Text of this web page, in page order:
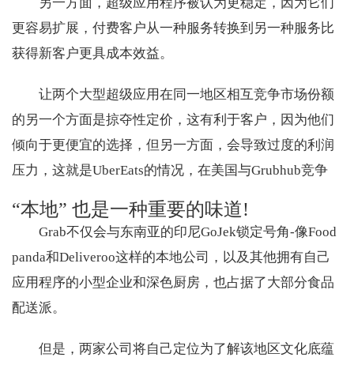
更容易扩展，付费客户从一种服务转换到另一种服务比
获得新客户更具成本效益。
让两个大型超级应用在同一地区相互竞争市场份额
的另一个方面是掠夺性定价，这有利于客户，因为他们
倾向于更便宜的选择，但另一方面，会导致过度的利润
压力，这就是UberEats的情况，在美国与Grubhub竞争
“本地” 也是一种重要的味道!
Grab不仅会与东南亚的印尼GoJek锁定号角-像Food
panda和Deliveroo这样的本地公司，以及其他拥有自己
应用程序的小型企业和深色厨房，也占据了大部分食品
配送派。
但是，两家公司将自己定位为了解该地区文化底蕴